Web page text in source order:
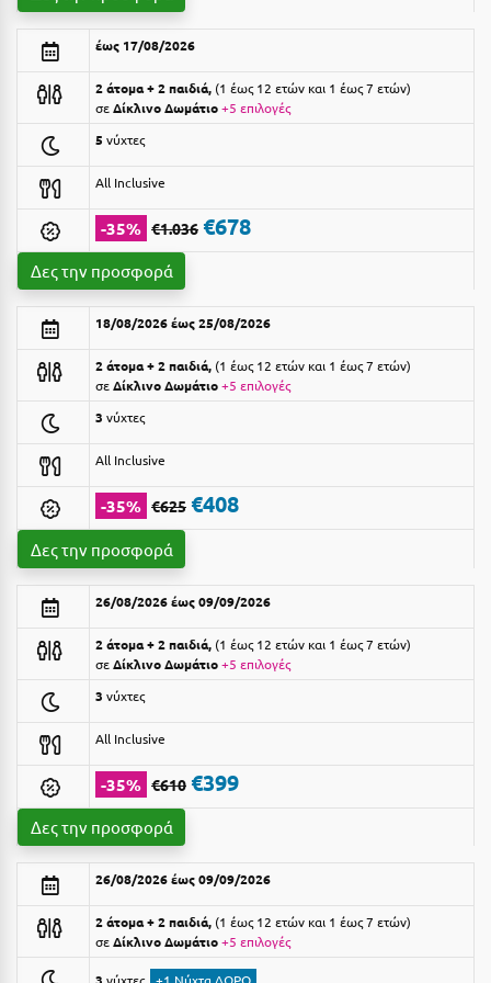
Αργολίδα
Αριδαία
Αρκαδία
Αρκίτσα
Αρτέμιδα
Αρχαία Ολυμπία
Αστυπάλαια
Αττική
Αχαΐα
Βansko
Βόλος
Βραχάτι Κορινθίας
Βυτίνα
Γαλαξiδι
Γύθειο
Δ
Δελφοί
Ξενοδοχεία 3 Αστέρων
Ξενοδοχεία 5 Αστέρων
Βίλες
Κρουαζιέρες
Ενοικιαζόμενα Δωμάτια
Διαμερίσματα
Studios
Boutique Hotels
Ξενώνες
Δες όλες τις προσφορές
Δες όλα τα πακέτα διακοπών
έως 17/08/2026
2 άτομα + 2 παιδιά, 1 έως 12 ετών και 1 έως 7 ετών
σεΔίκλινο Δωμάτιο+5 επιλογές
5 νύχτες
All Inclusive
-35% €1.036 €678
Δες την προσφορά
18/08/2026 έως 25/08/2026
2 άτομα + 2 παιδιά, 1 έως 12 ετών και 1 έως 7 ετών
σεΔίκλινο Δωμάτιο+5 επιλογές
3 νύχτες
All Inclusive
-35% €625 €408
Δες την προσφορά
26/08/2026 έως 09/09/2026
2 άτομα + 2 παιδιά, 1 έως 12 ετών και 1 έως 7 ετών
σεΔίκλινο Δωμάτιο+5 επιλογές
3 νύχτες
All Inclusive
-35% €610 €399
Δες την προσφορά
26/08/2026 έως 09/09/2026
2 άτομα + 2 παιδιά, 1 έως 12 ετών και 1 έως 7 ετών
σεΔίκλινο Δωμάτιο+5 επιλογές